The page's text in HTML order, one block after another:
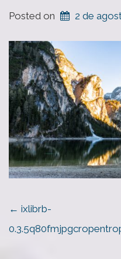
Posted on 2 de
POST
NAVIGATION
← ixlibrb-